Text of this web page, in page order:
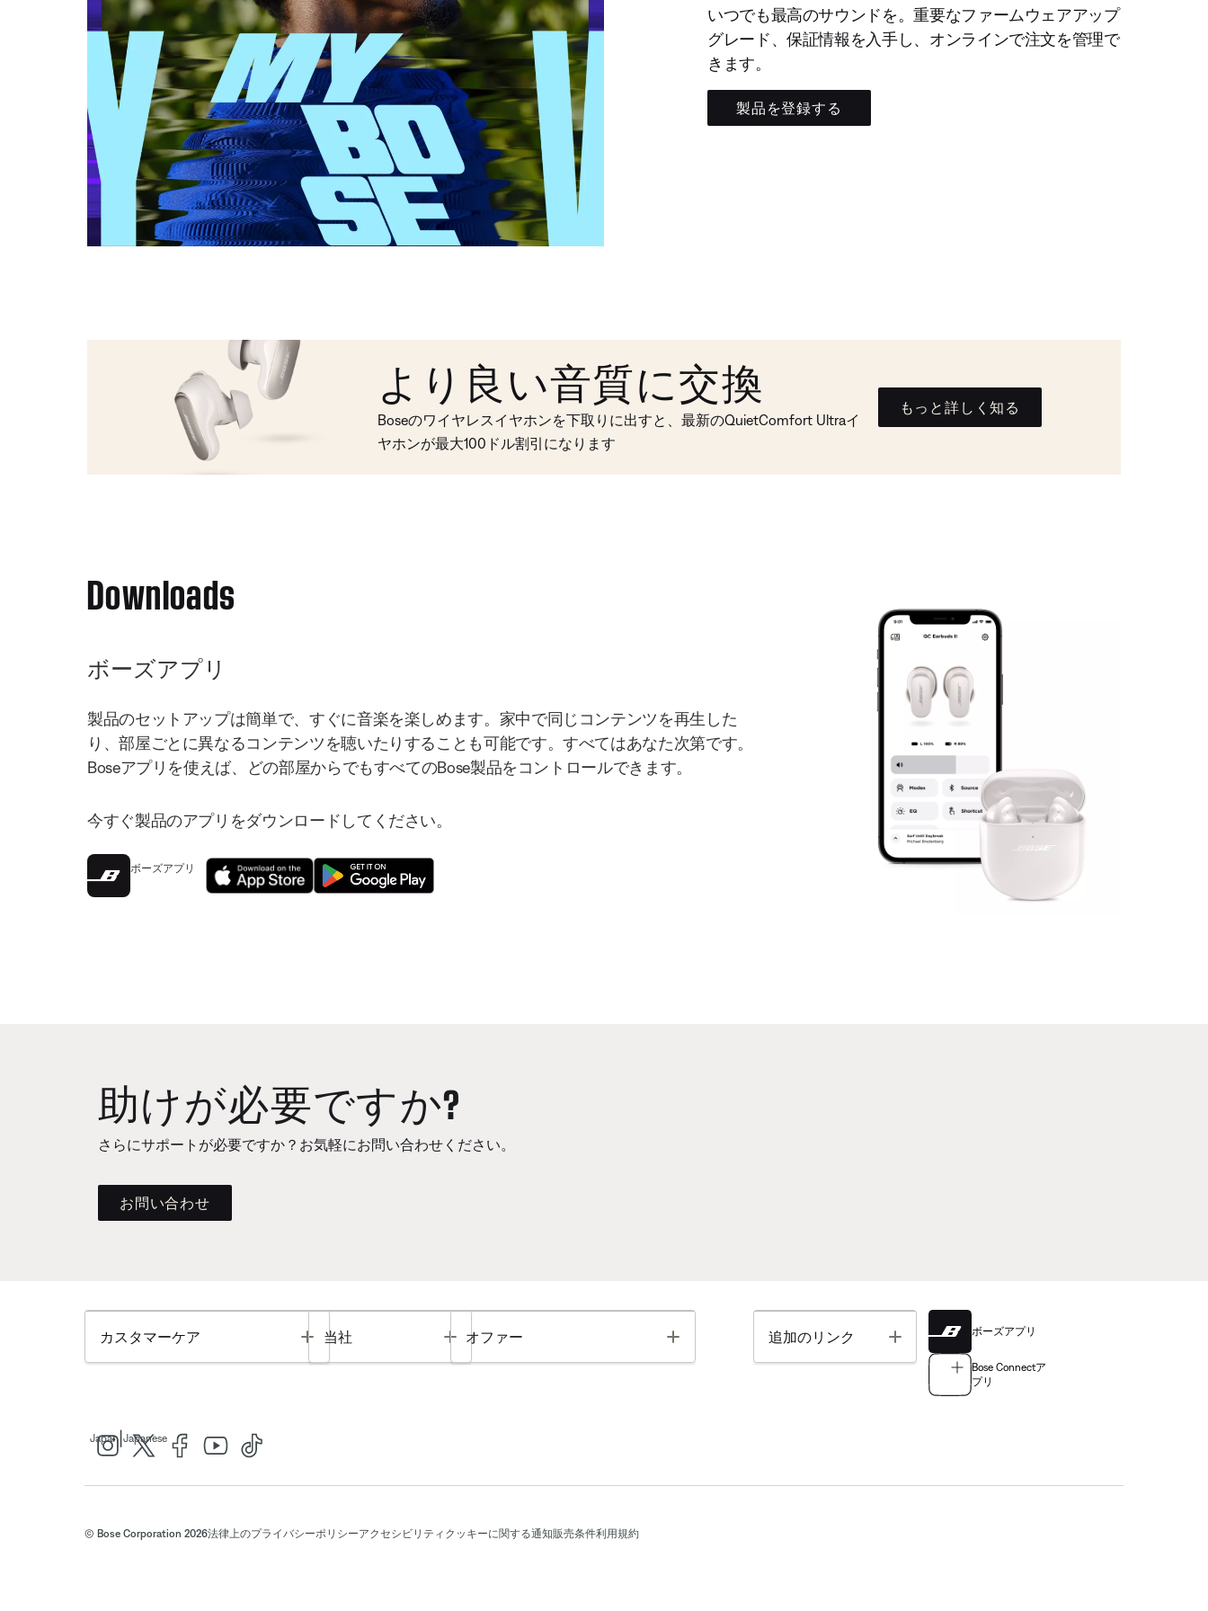
いつでも最高のサウンドを。重要なファームウェアアップ
グレード、保証情報を入手し、オンラインで注文を管理で
きます。
製品を登録する
より良い音質に交換
Boseのワイヤレスイヤホンを下取りに出すと、最新のQuietComfort Ultraイ
ヤホンが最大100ドル割引になります
もっと詳しく知る
Downloads
ボーズアプリ
製品のセットアップは簡単で、すぐに音楽を楽しめます。家中で同じコンテンツを再生した
り、部屋ごとに異なるコンテンツを聴いたりすることも可能です。すべてはあなた次第です。
Boseアプリを使えば、どの部屋からでもすべてのBose製品をコントロールできます。
今すぐ製品のアプリをダウンロードしてください。
ボーズアプリ
助けが必要ですか?
さらにサポートが必要ですか？お気軽にお問い合わせください。
お問い合わせ
カスタマーケア Toggle
当社 Toggle
オファー Toggle 追加のリンク Toggle ボーズアプリ
Bose Connectア
プリ
Japan Japanese
© Bose Corporation 2026法律上のプライバシーポリシーアクセシビリティ クッキーに関する通知販売条件利用規約